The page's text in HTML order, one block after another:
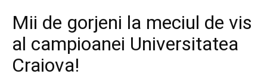
Mii de gorjeni la meciul de vis
al campioanei Universitatea
Craiova!